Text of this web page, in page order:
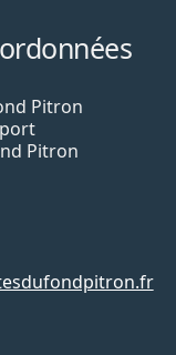
Pitron
Pitron